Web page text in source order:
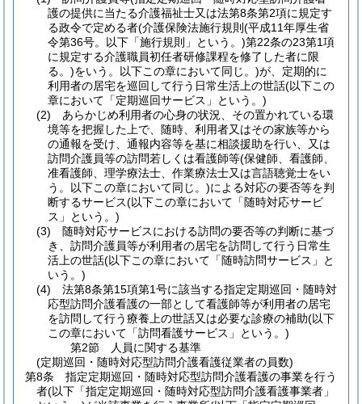
護の提供に当たる介護福祉士又は法第8条第2項に規定す
る政令で定める者(介護保険法施行規則 (平成11年厚生省
令第36号。以下「施行規則」という。)第22条の23第1項
に規定する介護職員初任者研修課程を修了した者に限
る。)をいう。以下この章において同じ。)が、定期的に
利用者の居宅を巡回して行う日常生活上の世話(以下この
章において「定期巡回サービス」という。)
(2)
あらかじめ利用者の心身の状況、その置かれている環
境等を把握した上で、随時、利用者又はその家族等から
の通報を受け、通報内容等を基に相談援助を行い、又は
訪問介護員等の訪問若しくは看護師等(保健師、看護師、
准看護師、理学療法士、作業療法士又は言語聴覚士をい
う。以下この章において同じ。)による対応の要否等を判
断するサービス(以下この章において「随時対応サービ
ス」という。)
(3)
随時対応サービスにおける訪問の要否等の判断に基づ
き、訪問介護員等が利用者の居宅を訪問して行う日常生
活上の世話(以下この章において「随時訪問サービス」と
いう。)
(4)
法第8条第15項第1号に該当する指定定期巡回・随時対
応型訪問介護看護の一部として看護師等が利用者の居宅
を訪問して行う療養上の世話又は必要な診療の補助(以下
この章において「訪問看護サービス」という。)
第2節
人員に関する基準
(定期巡回・随時対応型訪問介護看護従業者の員数)
第8条
指定定期巡回・随時対応型訪問介護看護の事業を行う
者(以下「指定定期巡回・随時対応型訪問介護看護事業者」